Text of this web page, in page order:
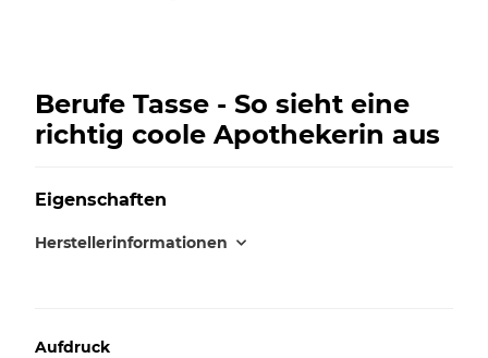
Berufe Tasse - So sieht eine
richtig coole Apothekerin aus
Eigenschaften
Herstellerinformationen
Aufdruck